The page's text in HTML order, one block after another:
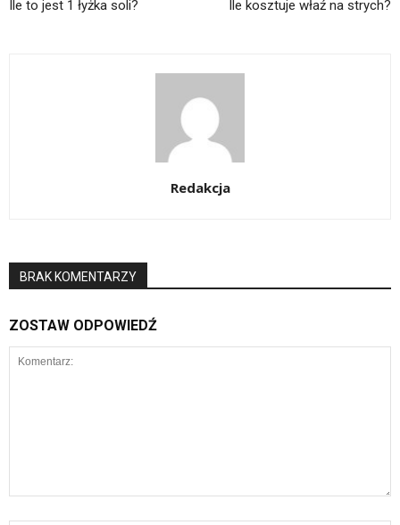
Ile to jest 1 łyżka soli? Ile kosztuje właź na strych?
Redakcja
BRAK KOMENTARZY
ZOSTAW ODPOWIEDŹ